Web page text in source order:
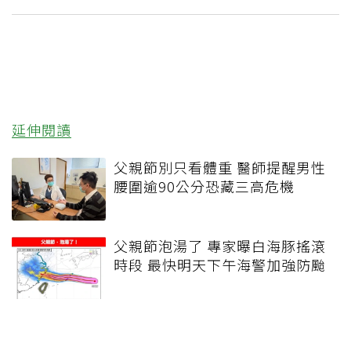
延伸閱讀
父親節別只看體重 醫師提醒男性
腰圍逾90公分恐藏三高危機
父親節泡湯了 專家曝白海豚搖滾
時段 最快明天下午海警加強防颱